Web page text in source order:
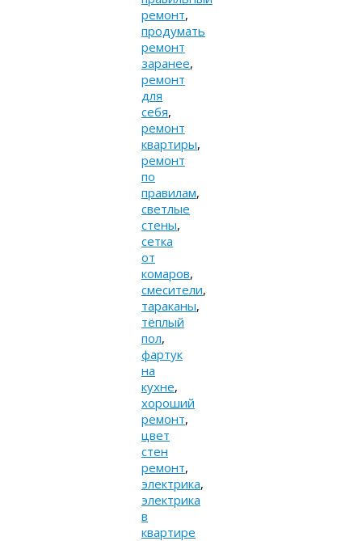
ремонт,
продумать
ремонт
заранее,
ремонт
для
себя,
ремонт
квартиры,
ремонт
по
правилам,
светлые
стены,
сетка
от
комаров,
смесители,
тараканы,
тёплый
пол,
фартук
на
кухне,
хороший
ремонт,
цвет
стен
ремонт,
электрика,
электрика
в
квартире